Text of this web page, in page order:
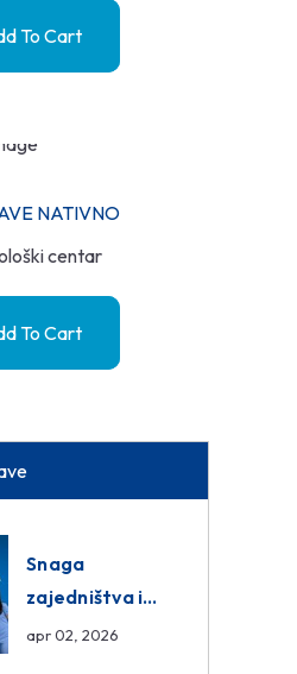
To Cart
NATIVNO
centar
To Cart
Snaga
zajedništva i
razmjena
apr 02, 2026